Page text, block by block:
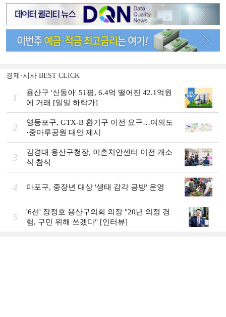
경제·시사 BEST CLICK
1
용산구 '신동아' 51평, 6.4억 떨어진 42.1억원
에 거래 [일일 하락가]
2
영등포구, GTX-B 환기구 이전 요구…여의도
·중마루공원 대안 제시
3
김경대 용산구청장, 이촌치안센터 이전 개소
식 참석
4 마포구, 중장년 대상 '생태 감각 공방' 운영
5
'6선' 장정호 용산구의회 의장 "20년 의정 경
험, 구민 위해 쓰겠다" [인터뷰]